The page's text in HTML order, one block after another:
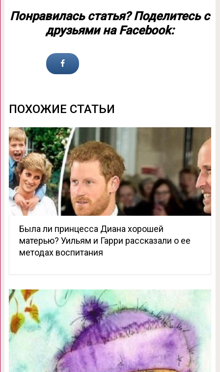
Понравилась статья? Поделитесь с
друзьями на Facebook:
ПОХОЖИЕ СТАТЬИ
Была ли принцесса Диана хорошей
матерью? Уильям и Гарри рассказали о ее
методах воспитания